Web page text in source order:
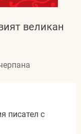
великан
писател с